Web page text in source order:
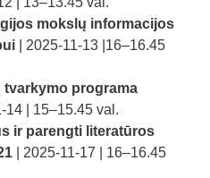
mokslų informacijos
| 2025-11-13 |16–16.45
programa
14 | 15–15.45 val.
ir parengti literatūros
| 2025-11-17 | 16–16.45